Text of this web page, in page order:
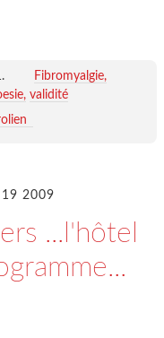
.
Fibromyalgie,
validité
19 2009
...l'hôtel